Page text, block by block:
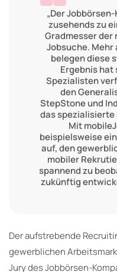
„Der
zusehends zu
Gradmesser
Jobsuche.
belegen diese
Ergebnis hat
Spezialisten
den
StepStone und
das spezialisierte
Mit
beispielsweise
auf, den
mobiler
spannend zu
zukünftig
Der aufstrebende
gewerblichen
Jury des Jobbörsen-